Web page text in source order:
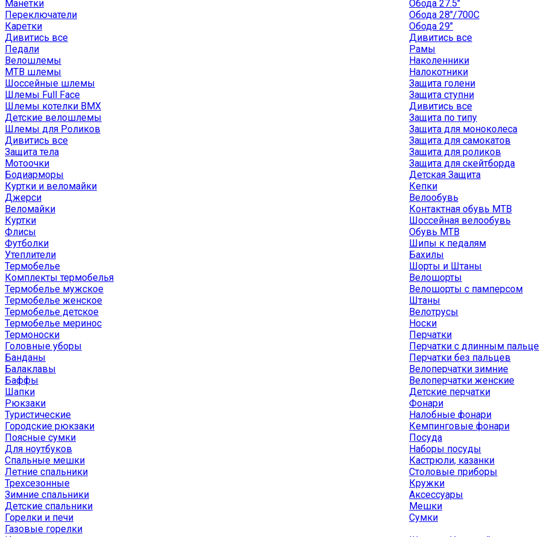
Манетки
Переключатели
Каретки
Дивитись все
Педали
Обода 27.5"
Обода 28"/700C
Обода 29"
Дивитись все
Рамы
Велошлемы
MTB шлемы
Шоссейные шлемы
Шлемы Full Face
Шлемы котелки BMX
Детские велошлемы
Шлемы для Роликов
Дивитись все
Защита тела
Мотоочки
Бодиарморы
Наколенники
Налокотники
Защита голени
Защита ступни
Дивитись все
Защита по типу
Защита для моноколеса
Защита для самокатов
Защита для роликов
Защита для скейтборда
Детская Защита
Куртки и веломайки
Джерси
Веломайки
Куртки
Флисы
Футболки
Утеплители
Термобелье
Комплекты термобелья
Термобелье мужское
Термобелье женское
Термобелье детское
Термобелье меринос
Термоноски
Головные уборы
Банданы
Балаклавы
Баффы
Шапки
Кепки
Велообувь
Контактная обувь MTB
Шоссейная велообувь
Обувь MTB
Шипы к педалям
Бахилы
Шорты и Штаны
Велошорты
Велошорты с памперсом
Штаны
Велотрусы
Носки
Перчатки
Перчатки с длинным
Перчатки без пальцев
Велоперчатки зимние
Велоперчатки женские
Детские перчатки
Рюкзаки
Туристические
Городские рюкзаки
Поясные сумки
Для ноутбуков
Спальные мешки
Летние спальники
Трехсезонные
Зимние спальники
Детские спальники
Горелки и печи
Газовые горелки
Фонари
Налобные фонари
Кемпинговые фонари
Посуда
Наборы посуды
Кастрюли, казанки
Столовые приборы
Кружки
Аксессуары
Мешки
Сумки